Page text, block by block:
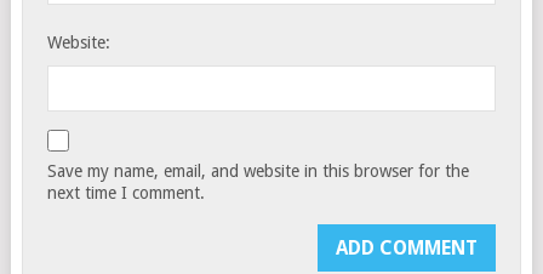
Website:
Save my name, email, and website in this browser for the
next time I comment.